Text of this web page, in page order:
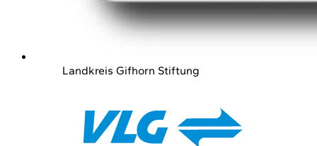
Landkreis Gifhorn Stiftung